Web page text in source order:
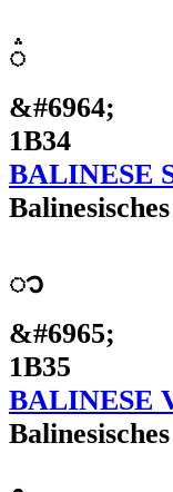
᬴
&#6964;
1B34
BALINESE
ᬵ
&#6965;
1B35
BALINESE